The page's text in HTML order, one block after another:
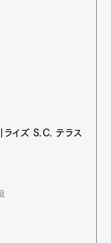
イズ S.C. テラス